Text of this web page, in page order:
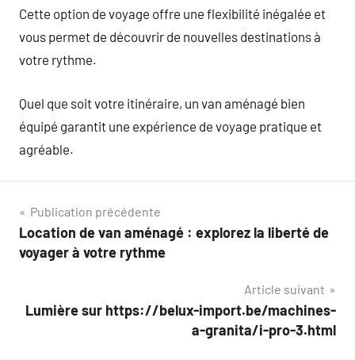
Cette option de voyage offre une flexibilité inégalée et
vous permet de découvrir de nouvelles destinations à
votre rythme.
Quel que soit votre itinéraire, un van aménagé bien
équipé garantit une expérience de voyage pratique et
agréable.
Navigation
de
Publication précédente
Location de van aménagé : explorez la liberté de
voyager à votre rythme
Article suivant
Lumière sur https://belux-import.be/machines-
a-granita/i-pro-3.html